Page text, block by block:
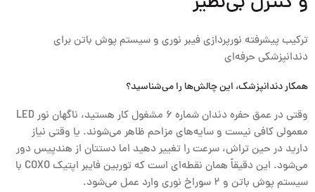
ترکیب پیشرفته نورپردازی فیبر نوری و سیستم پوش باتن برای
دندانپزشکی حرفه‌ای
همکار دندانپزشک، این چالش‌ها را می‌شناسید؟
وقتی در عمق حفره دندان شماره ۶ مشغول کار هستید، ناگهان نور LED
معمولی کافی نیست و سایه‌های مزاحم ظاهر می‌شوند. یا وقتی نیاز
دارید در حین تراش، سرعت را تغییر دهید اما دستتان از هندپیس دور
می‌شود. این دقیقاً همان نقطه‌ای است که توربین فایبر اپتیکCOXO با
سیستم پوش باتن و ۲ سوراخ نوری وارد عمل می‌شود.